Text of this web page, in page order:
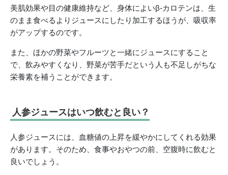
美肌効果や目の健康維持など、身体によいβ-カロテンは、生
のまま食べるよりジュースにしたり加工するほうが、吸収率
がアップするのです。
また、ほかの野菜やフルーツと一緒にジュースにすること
で、飲みやすくなり、野菜が苦手だという人も不足しがちな
栄養素を補うことができます。
人参ジュースはいつ飲むと良い？
人参ジュースには、血糖値の上昇を緩やかにしてくれる効果
があります。そのため、食事やおやつの前、空腹時に飲むと
良いでしょう。